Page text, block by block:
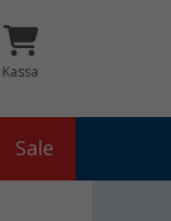
Kassa
Sale